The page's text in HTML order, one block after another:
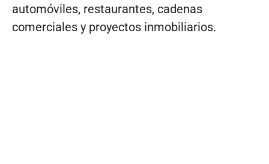
automóviles, restaurantes, cadenas
comerciales y proyectos inmobiliarios.